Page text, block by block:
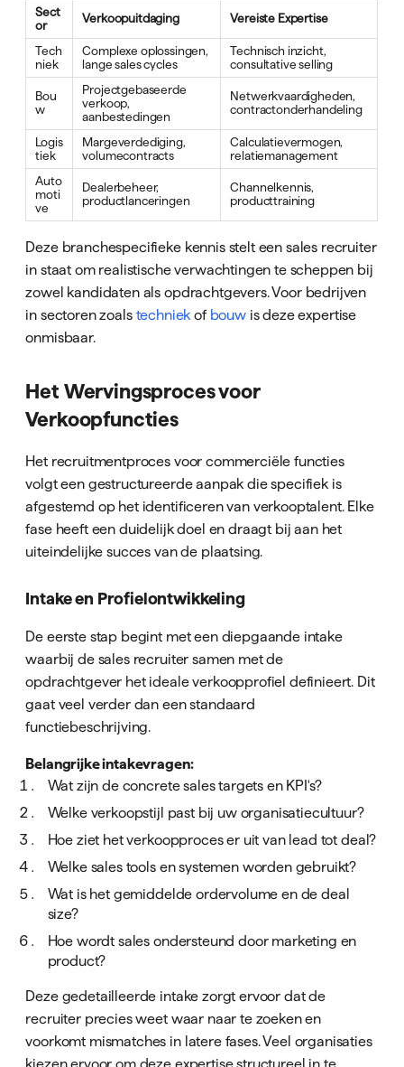
Sect
or
Verkoopuitdaging Vereiste Expertise
Tech
niek
Complexe oplossingen,
lange sales cycles
Technisch inzicht,
consultative selling
Bou
w
Projectgebaseerde
verkoop,
aanbestedingen
Netwerkvaardigheden,
contractonderhandeling
Logis
tiek
Margeverdediging,
volumecontracts
Calculatievermogen,
relatiemanagement
Auto
moti
ve
Dealerbeheer,
productlanceringen
Channelkennis,
producttraining
Deze branchespecifieke kennis stelt een sales recruiter
in staat om realistische verwachtingen te scheppen bij
zowel kandidaten als opdrachtgevers. Voor bedrijven
in sectoren zoals techniek of bouwis deze expertise
onmisbaar.
Het Wervingsproces voor
Verkoopfuncties
Het recruitmentproces voor commerciële functies
volgt een gestructureerde aanpak die specifiek is
afgestemd op het identificeren van verkooptalent. Elke
fase heeft een duidelijk doel en draagt bij aan het
uiteindelijke succes van de plaatsing.
Intake en Profielontwikkeling
De eerste stap begint met een diepgaande intake
waarbij de sales recruiter samen met de
opdrachtgever het ideale verkoopprofiel definieert. Dit
gaat veel verder dan een standaard
functiebeschrijving.
Belangrijke intakevragen:
Wat zijn de concrete sales targets en KPI's?
Welke verkoopstijl past bij uw organisatiecultuur?
Hoe ziet het verkoopproces er uit van lead tot deal?
Welke sales tools en systemen worden gebruikt?
Wat is het gemiddelde ordervolume en de deal
size?
Hoe wordt sales ondersteund door marketing en
product?
Deze gedetailleerde intake zorgt ervoor dat de
recruiter precies weet waar naar te zoeken en
voorkomt mismatches in latere fases. Veel organisaties
kiezen ervoor om deze expertise structureel in te